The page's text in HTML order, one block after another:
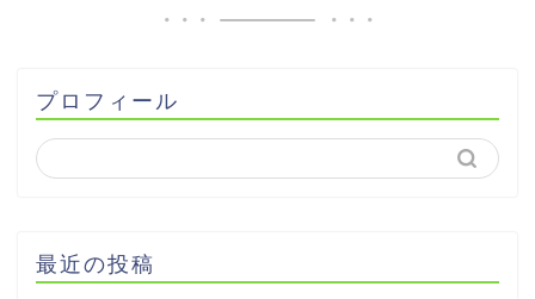
プロフィール
最近の投稿